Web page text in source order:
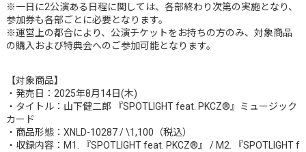
※一日に2公演ある日程に関しては、各部終わり次第の実施となり、
参加券も各部ごとに必要となります。
※運営上の都合により、公演チケットをお持ちの方のみ、対象商品
の購入および特典会へのご参加可能となります。
【対象商品】
・発売日：2025年8月14日(木)
・タイトル：山下健二郎 『SPOTLIGHT feat. PKCZ®』ミュージック
カード
・商品形態：XNLD-10287 / \1,100（税込）
・収録内容：M1. 『SPOTLIGHT feat. PKCZ®』 / M2. 『SPOTLIGHT f